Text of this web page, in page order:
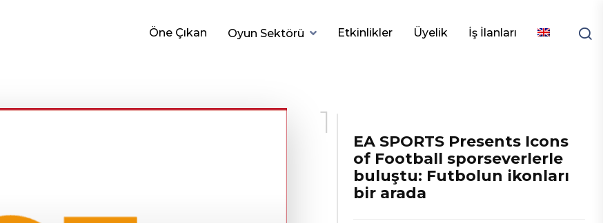
Öne Çıkan Oyun Sektörü Etkinlikler Üyelik İş İlanları
EA SPORTS Presents Icons
of Football sporseverlerle
buluştu: Futbolun ikonları
bir arada